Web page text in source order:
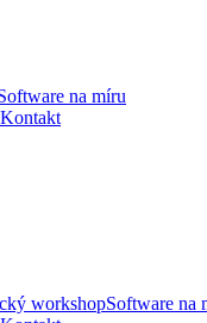
na míru
Kontakt
workshopSoftware na